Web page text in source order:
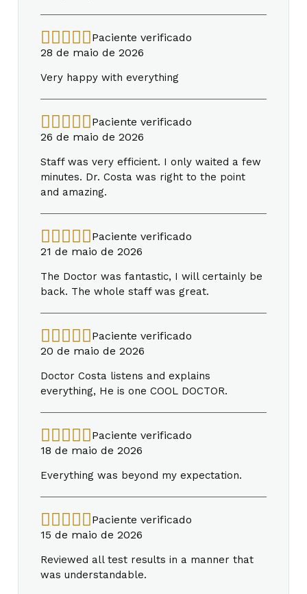
Paciente verificado
28 de maio de 2026
Very happy with everything
Paciente verificado
26 de maio de 2026
Staff was very efficient. I only waited a few
minutes. Dr. Costa was right to the point
and amazing.
Paciente verificado
21 de maio de 2026
The Doctor was fantastic, I will certainly be
back. The whole staff was great.
Paciente verificado
20 de maio de 2026
Doctor Costa listens and explains
everything, He is one COOL DOCTOR.
Paciente verificado
18 de maio de 2026
Everything was beyond my expectation.
Paciente verificado
15 de maio de 2026
Reviewed all test results in a manner that
was understandable.